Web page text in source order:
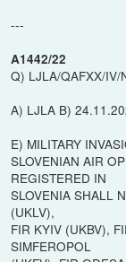
---
A1442/22
Q) LJLA/QAFXX/
A) LJLA B)
E) MILITARY
SLOVENIAN AIR
REGISTERED IN
SLOVENIA SHALL
(UKLV),
FIR KYIV (UKBV),
SIMFEROPOL